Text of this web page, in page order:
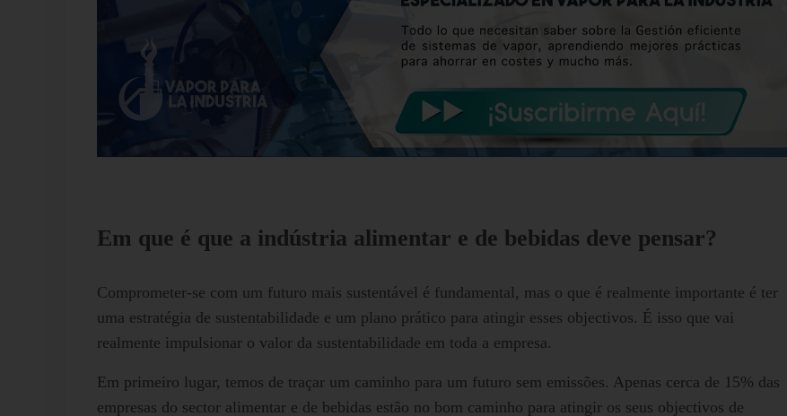
Em que é que a indústria alimentar e de bebidas deve pensar?
Comprometer-se com um futuro mais sustentável é fundamental, mas o que é realmente importante é ter
uma estratégia de sustentabilidade e um plano prático para atingir esses objectivos. É isso que vai
realmente impulsionar o valor da sustentabilidade em toda a empresa.
Em primeiro lugar, temos de traçar um caminho para um futuro sem emissões. Apenas cerca de 15% das
empresas do sector alimentar e de bebidas estão no bom caminho para atingir os seus objectivos de